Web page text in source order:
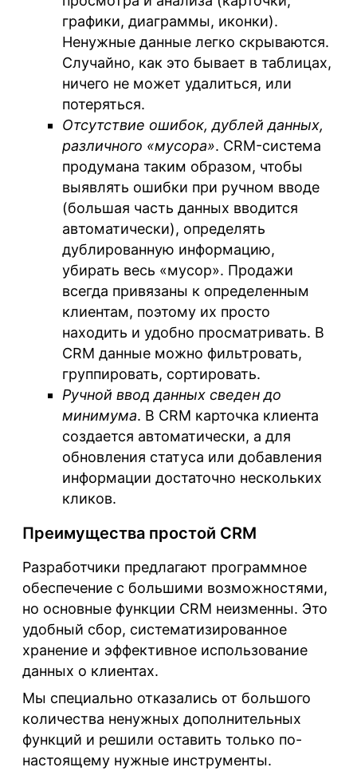
графики, диаграммы, иконки).
Ненужные данные легко скрываются.
Случайно, как это бывает в таблицах,
ничего не может удалиться, или
потеряться.
Отсутствие ошибок, дублей данных,
различного «мусора». CRM-система
продумана таким образом, чтобы
выявлять ошибки при ручном вводе
(большая часть данных вводится
автоматически), определять
дублированную информацию,
убирать весь «мусор». Продажи
всегда привязаны к определенным
клиентам, поэтому их просто
находить и удобно просматривать. В
CRM данные можно фильтровать,
группировать, сортировать.
Ручной ввод данных сведен до
минимума. В CRM карточка клиента
создается автоматически, а для
обновления статуса или добавления
информации достаточно нескольких
кликов.
Преимущества простой CRM
Разработчики предлагают программное
обеспечение с большими возможностями,
но основные функции CRM неизменны. Это
удобный сбор, систематизированное
хранение и эффективное использование
данных о клиентах.
Мы специально отказались от большого
количества ненужных дополнительных
функций и решили оставить только по-
настоящему нужные инструменты.